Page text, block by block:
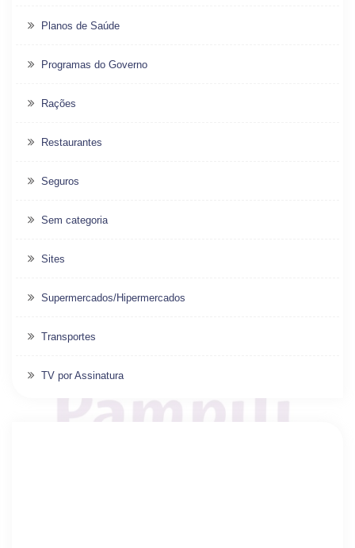
Planos de Saúde
Programas do Governo
Rações
Restaurantes
Seguros
Sem categoria
Sites
Supermercados/Hipermercados
Transportes
TV por Assinatura